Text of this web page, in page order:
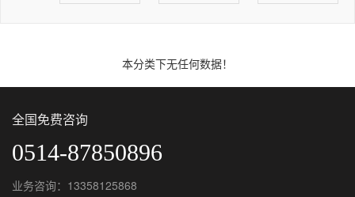
本分类下无任何数据！
全国免费咨询
0514-87850896
业务咨询：13358125868